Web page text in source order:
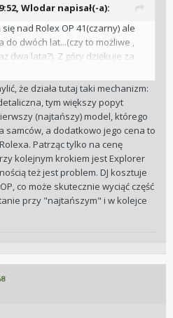
Wlodar napisał(-a):
nad Rolex OP 41(czarny) ale
dwóch lat...(czy to możliwe ,
dwa lata?). Z góry dziękuje za
że działa tutaj taki mechanizm:
tym większy popyt
(najtańszy) model, którego
samców, a dodatkowo jego cena to
Patrząc tylko na cenę
kolejnym krokiem jest Explorer
też jest problem. DJ kosztuje
co może skutecznie wyciąć część
przy "najtańszym" i w kolejce